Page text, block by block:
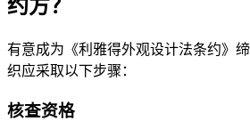
约方？
有意成为《利雅得外观设计法条约》
织应采取以下步骤：
核查资格